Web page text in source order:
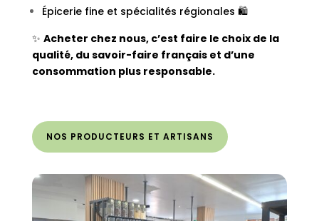
Épicerie fine et spécialités régionales 🛍️
✨ Acheter chez nous, c’est faire le choix de la
qualité, du savoir-faire français et d’une
consommation plus responsable.
NOS PRODUCTEURS ET ARTISANS